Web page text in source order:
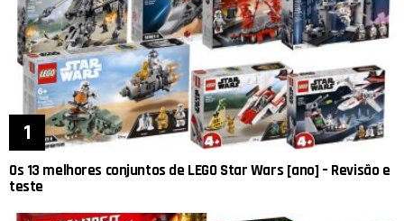
Os 13 melhores conjuntos de LEGO Star Wars [ano] – Revisão e
teste